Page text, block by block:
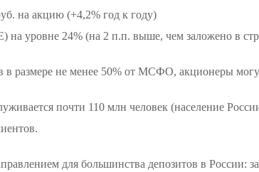
на акцию (+4,2% год к году)
на уровне 24% (на 2 п.п. выше, чем заложено в
в размере не менее 50% от МСФО, акционеры
почти 110 млн человек (население
для большинства депозитов в России: